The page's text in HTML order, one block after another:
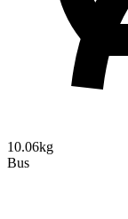
10.06kg
Bus